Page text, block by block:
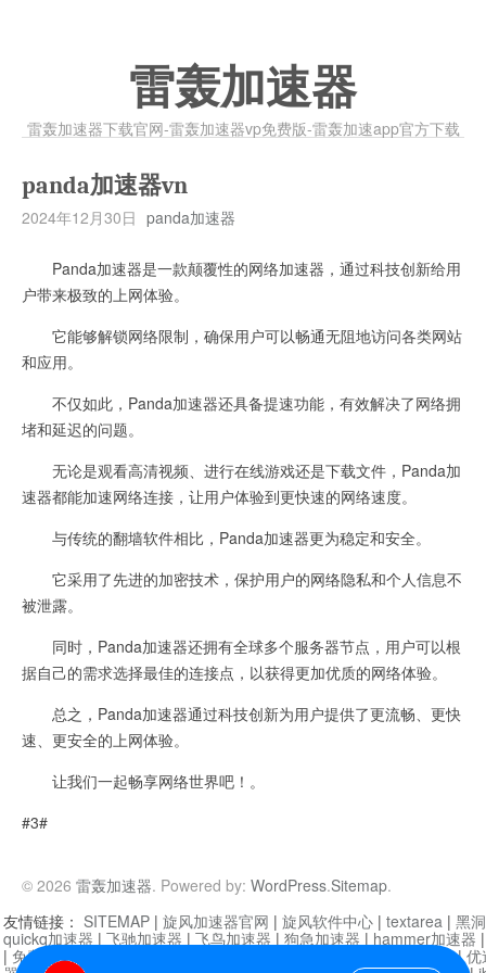
雷轰加速器
雷轰加速器下载官网-雷轰加速器vp免费版-雷轰加速app官方下载
panda加速器vn
2024年12月30日 panda加速器
Panda加速器是一款颠覆性的网络加速器，通过科技创新给用
户带来极致的上网体验。
它能够解锁网络限制，确保用户可以畅通无阻地访问各类网站
和应用。
不仅如此，Panda加速器还具备提速功能，有效解决了网络拥
堵和延迟的问题。
无论是观看高清视频、进行在线游戏还是下载文件，Panda加
速器都能加速网络连接，让用户体验到更快速的网络速度。
与传统的翻墙软件相比，Panda加速器更为稳定和安全。
它采用了先进的加密技术，保护用户的网络隐私和个人信息不
被泄露。
同时，Panda加速器还拥有全球多个服务器节点，用户可以根
据自己的需求选择最佳的连接点，以获得更加优质的网络体验。
总之，Panda加速器通过科技创新为用户提供了更流畅、更快
速、更安全的上网体验。
让我们一起畅享网络世界吧！。
#3#
© 2026 雷轰加速器. Powered by: WordPress.Sitemap.
友情链接： SITEMAP | 旋风加速器官网 | 旋风软件中心 | textarea | 黑
quickq加速器 | 飞驰加速器 | 飞鸟加速器 | 狗急加速器 | hammer加速器
| 免费vqn加速外网 迷雾通|优